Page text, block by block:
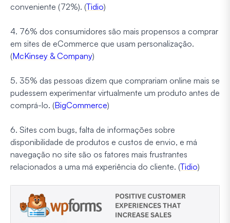
conveniente (72%). (Tidio)
4. 76% dos consumidores são mais propensos a comprar
em sites de eCommerce que usam personalização.
(McKinsey & Company)
5. 35% das pessoas dizem que comprariam online mais se
pudessem experimentar virtualmente um produto antes de
comprá-lo. (BigCommerce)
6. Sites com bugs, falta de informações sobre
disponibilidade de produtos e custos de envio, e má
navegação no site são os fatores mais frustrantes
relacionados a uma má experiência do cliente. (Tidio)